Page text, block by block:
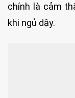
chính là cảm
khi ngủ dậy.